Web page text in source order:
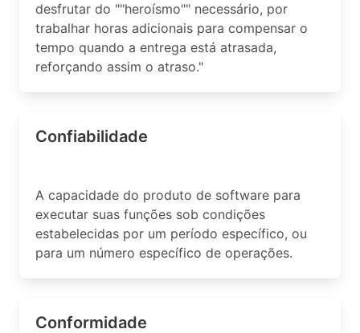
desfrutar do ""heroísmo"" necessário, por
trabalhar horas adicionais para compensar o
tempo quando a entrega está atrasada,
reforçando assim o atraso."
Confiabilidade
A capacidade do produto de software para
executar suas funções sob condições
estabelecidas por um período específico, ou
para um número específico de operações.
Conformidade